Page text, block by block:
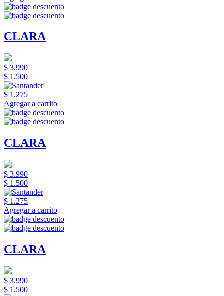
CLARA
$ 3.990
$ 1.500
$ 1.275
Agregar a carrito
CLARA
$ 3.990
$ 1.500
$ 1.275
Agregar a carrito
CLARA
$ 3.990
$ 1.500